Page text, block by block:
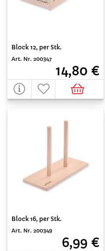
Block 12, per Stk.
Art. Nr. 200347
14,80 €
Block 16, per Stk.
Art. Nr. 200349
6,99 €